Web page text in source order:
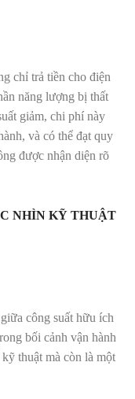
chỉ trả tiền cho điện
năng lượng bị thất
giảm, chi phí này
và có thể đạt quy
được nhận diện rõ
NHÌN KỸ THUẬT
công suất hữu ích
bối cảnh vận hành
thuật mà còn là một